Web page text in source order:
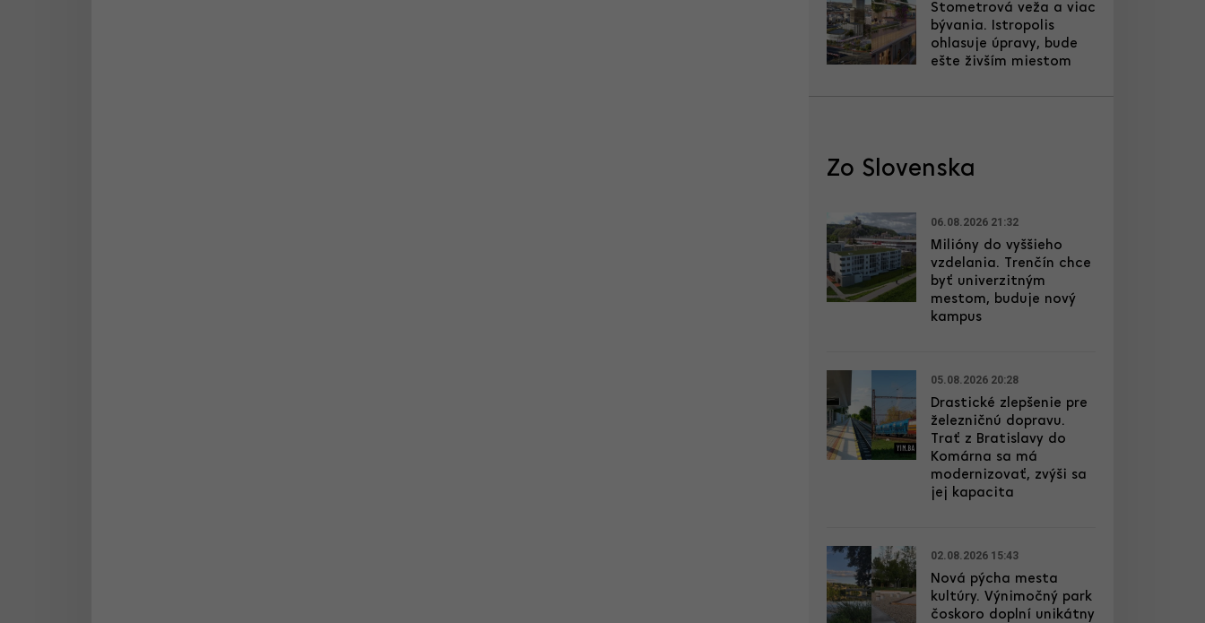
Stometrová veža a viac
bývania. Istropolis
ohlasuje úpravy, bude
ešte živším miestom
Zo Slovenska
06.08.2026 21:32
Milióny do vyššieho
vzdelania. Trenčín chce
byť univerzitným
mestom, buduje nový
kampus
05.08.2026 20:28
Drastické zlepšenie pre
železničnú dopravu.
Trať z Bratislavy do
Komárna sa má
modernizovať, zvýši sa
jej kapacita
02.08.2026 15:43
Nová pýcha mesta
kultúry. Výnimočný park
čoskoro doplní unikátny